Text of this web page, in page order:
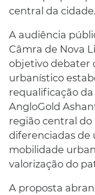
central da cidade.
A audiência
Câmra de Nova
objetivo debater
urbanístico
requalificação
AngloGold
região central
diferenciadas de
mobilidade
valorização do
A proposta